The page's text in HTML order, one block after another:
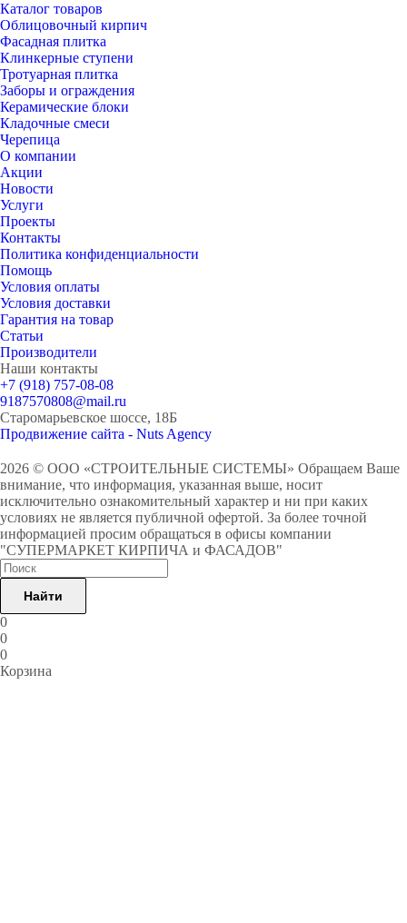
Каталог товаров
Облицовочный кирпич
Фасадная плитка
Клинкерные ступени
Тротуарная плитка
Заборы и ограждения
Керамические блоки
Кладочные смеси
Черепица
О компании
Акции
Новости
Услуги
Проекты
Контакты
Политика конфиденциальности
Помощь
Условия оплаты
Условия доставки
Гарантия на товар
Статьи
Производители
Наши контакты
+7 (918) 757-08-08
9187570808@mail.ru
Старомарьевское шоссе, 18Б
Продвижение сайта - Nuts Agency
2026 © ООО «СТРОИТЕЛЬНЫЕ СИСТЕМЫ» Обращаем Ваше
внимание, что информация, указанная выше, носит
исключительно ознакомительный характер и ни при каких
условиях не является публичной офертой. За более точной
информацией просим обращаться в офисы компании
"СУПЕРМАРКЕТ КИРПИЧА и ФАСАДОВ"
Найти
0
0
0
Корзина